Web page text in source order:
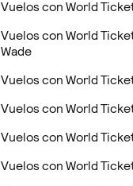
Vuelos con World
Vuelos con World
Wade
Vuelos con World
Vuelos con World
Vuelos con World
Vuelos con World